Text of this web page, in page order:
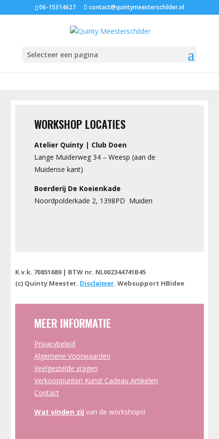
06-15314627 contact@quintymeesterschilder.nl
Selecteer een pagina
Vormenstoof Hugo
WORKSHOP LOCATIES
Atelier Quinty | Club Doen
Lange Muiderweg 34 – Weesp (aan de
Muidense kant)
Boerderij De Koeienkade
Noordpolderkade 2, 1398PD Muiden
K.v.k. 70851689 | BTW nr. NL002344741B45
(c) Quinty Meester. Disclaimer. Websupport HBidee
MEER INFORMATIE
Privacybeleid
Algemene Voorwaarden
Veelgestelde vragen
Verkooppunten Kunst Cadeau Artikelen
Contact
Wat vinden zij van de workshops!